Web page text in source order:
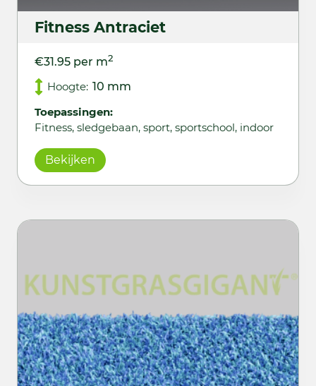
Fitness Antraciet
€31.95 per m2
Hoogte: 10 mm
Toepassingen:
Fitness, sledgebaan, sport, sportschool, indoor
Bekijken